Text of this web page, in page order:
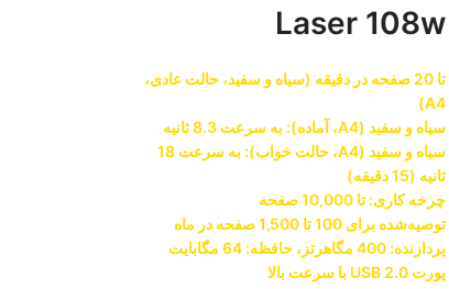
Laser 108w
تا 20 صفحه در دقیقه (سیاه و سفید، حالت عادی،
A4)
سیاه و سفید (A4، آماده): به سرعت 8.3 ثانیه
سیاه و سفید (A4، حالت خواب): به سرعت 18
ثانیه (15 دقیقه)
چرخه کاری: تا 10,000 صفحه
توصیه‌شده برای 100 تا 1,500 صفحه در ماه
پردازنده: 400 مگاهرتز، حافظه: 64 مگابایت
پورت USB 2.0 با سرعت بالا